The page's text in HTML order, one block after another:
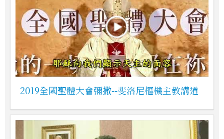
2019全國聖體大會彌撒--斐洛尼樞機主教講道